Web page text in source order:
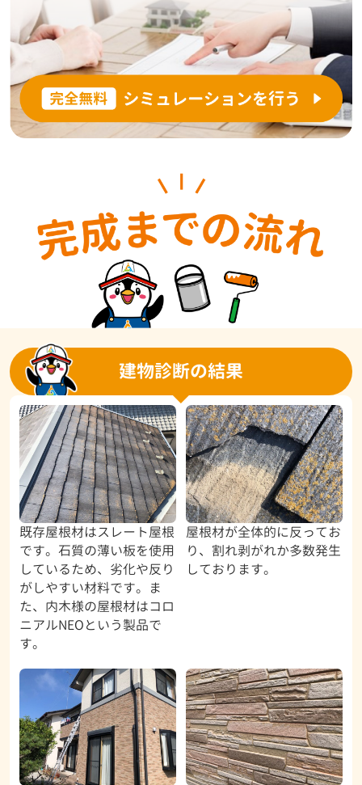
建物診断の結果
既存屋根材はスレート屋根
です。石質の薄い板を使用
しているため、劣化や反り
がしやすい材料です。ま
た、内木様の屋根材はコロ
ニアルNEOという製品で
す。
屋根材が全体的に反ってお
り、割れ剥がれか多数発生
しております。